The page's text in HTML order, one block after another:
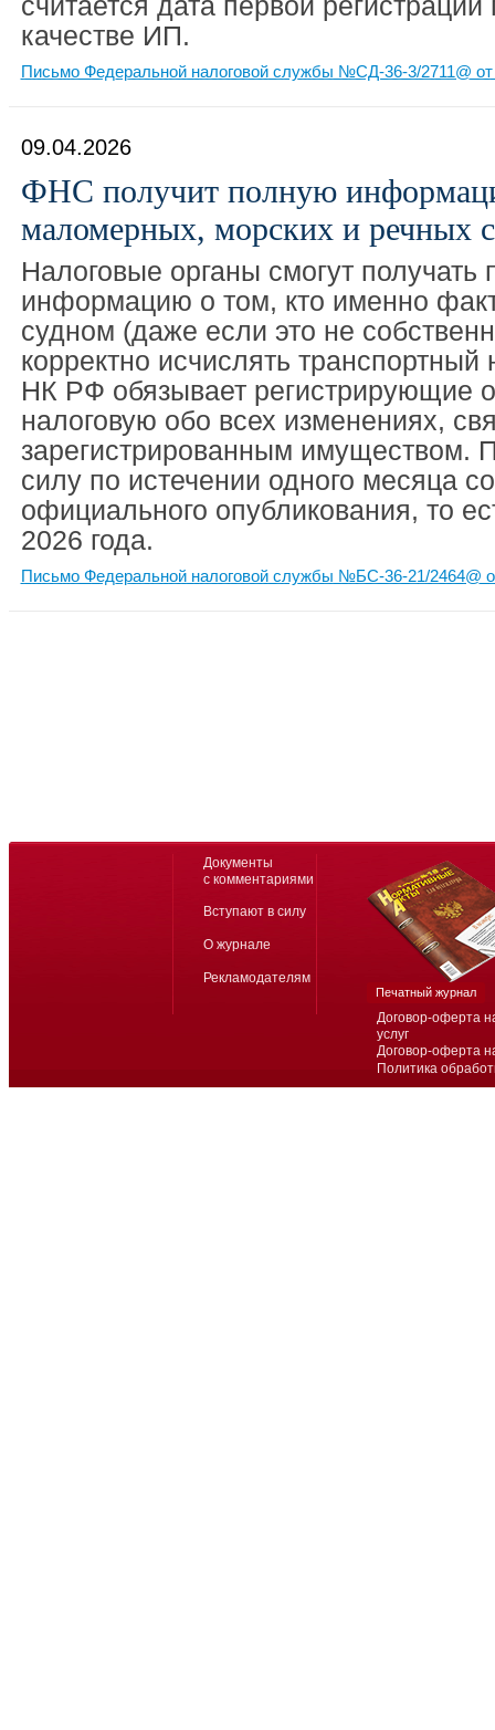
качестве ИП.
Письмо Федеральной налоговой службы №СД-36-3/2711@ от
09.04.2026
ФНС получит полную
маломерных, морских и речных
Налоговые органы смогут получать
информацию о том, кто именно
судном (даже если это не
корректно исчислять транспортный
НК РФ обязывает регистрирующие
налоговую обо всех изменениях,
зарегистрированным имуществом.
силу по истечении одного месяца
официального опубликования, то
2026 года.
Письмо Федеральной налоговой службы №БС-36-21/2464@
Договор-оферта
услуг
Договор-оферта
Политика
Документы
с комментариями
Вступают в силу
О журнале
Рекламодателям
Печатный журнал